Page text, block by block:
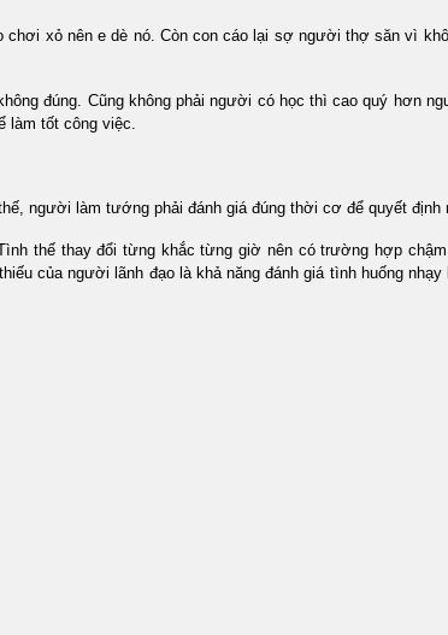
xỏ nên e dè nó. Còn con cáo lại sợ người thợ săn vì
đúng. Cũng không phải người có học thì cao quý hơn
tốt công việc.
người làm tướng phải đánh giá đúng thời cơ để quyết định
thế thay đổi từng khắc từng giờ nên có trường hợp
của người lãnh đạo là khả năng đánh giá tình huống